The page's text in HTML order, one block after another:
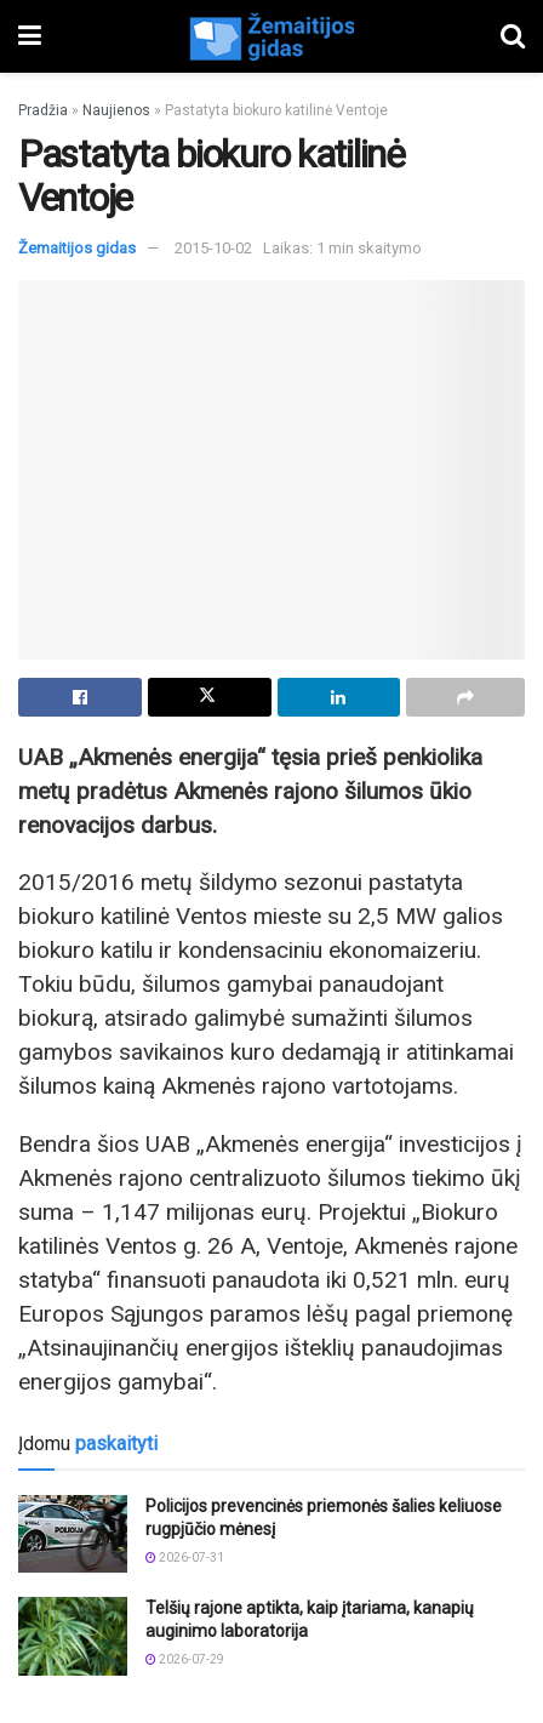
Pradžia » Naujienos » Pastatyta biokuro katilinė Ventoje
Pastatyta biokuro katilinė
Ventoje
Žemaitijos gidas 2015-10-02 Laikas: 1 min skaitymo
UAB „Akmenės energija“ tęsia prieš penkiolika
metų pradėtus Akmenės rajono šilumos ūkio
renovacijos darbus.
2015/2016 metų šildymo sezonui pastatyta
biokuro katilinė Ventos mieste su 2,5 MW galios
biokuro katilu ir kondensaciniu ekonomaizeriu.
Tokiu būdu, šilumos gamybai panaudojant
biokurą, atsirado galimybė sumažinti šilumos
gamybos savikainos kuro dedamąją ir atitinkamai
šilumos kainą Akmenės rajono vartotojams.
Bendra šios UAB „Akmenės energija“ investicijos į
Akmenės rajono centralizuoto šilumos tiekimo ūkį
suma – 1,147 milijonas eurų. Projektui „Biokuro
katilinės Ventos g. 26 A, Ventoje, Akmenės rajone
statyba“ finansuoti panaudota iki 0,521 mln. eurų
Europos Sąjungos paramos lėšų pagal priemonę
„Atsinaujinančių energijos išteklių panaudojimas
energijos gamybai“.
Įdomu paskaityti
Policijos prevencinės priemonės šalies keliuose
rugpjūčio mėnesį
2026-07-31
Telšių rajone aptikta, kaip įtariama, kanapių
auginimo laboratorija
2026-07-29